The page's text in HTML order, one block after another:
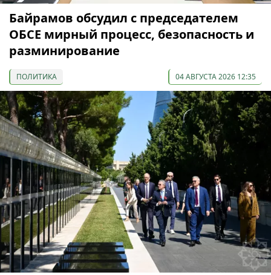
Байрамов обсудил с председателем
ОБСЕ мирный процесс, безопасность и
разминирование
ПОЛИТИКА 04 АВГУСТА 2026 12:35